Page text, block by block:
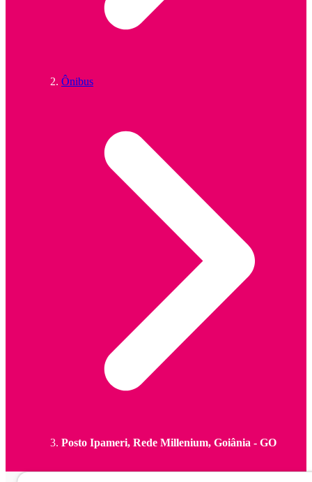
Ônibus
Posto Ipameri, Rede Millenium, Goiânia - GO